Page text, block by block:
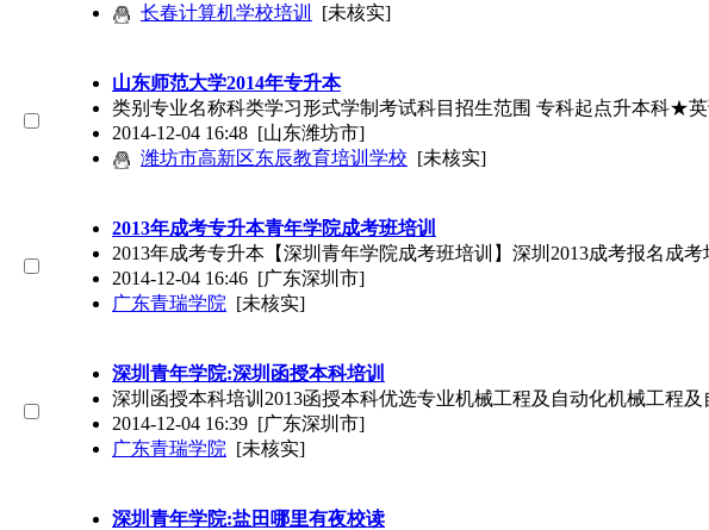
长春计算机学校培训
[未核实]
山东师范大学2014年专升本
类别专业名称科类学习形式学制考试科目招生范围 专科起点升本科★
2014-12-04 16:48 [山东潍坊市]
潍坊市高新区东辰教育培训学校 [未核实]
2013年成考专升本青年学院成考班培训
2013年成考专升本【深圳青年学院成考班培训】深圳2013成考报名成
2014-12-04 16:46 [广东深圳市]
广东青瑞学院 [未核实]
深圳青年学院:深圳函授本科培训
深圳函授本科培训2013函授本科优选专业机械工程及自动化机械工程
2014-12-04 16:39 [广东深圳市]
广东青瑞学院 [未核实]
深圳青年学院:盐田哪里有夜校读